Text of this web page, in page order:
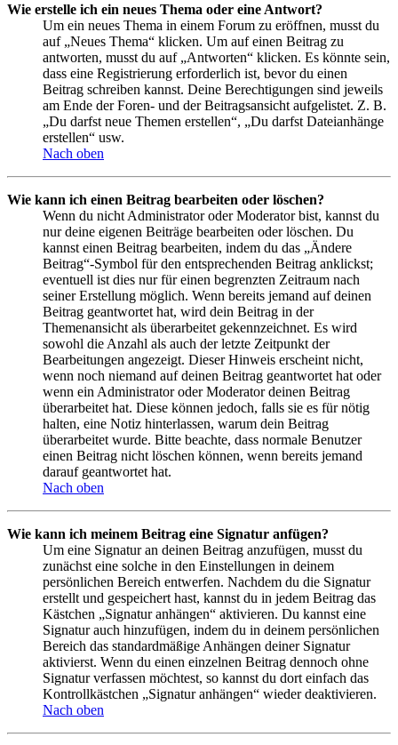
Wie erstelle ich ein neues Thema oder eine Antwort?
Um ein neues Thema in einem Forum zu eröffnen, musst du
auf „Neues Thema“ klicken. Um auf einen Beitrag zu
antworten, musst du auf „Antworten“ klicken. Es könnte sein,
dass eine Registrierung erforderlich ist, bevor du einen
Beitrag schreiben kannst. Deine Berechtigungen sind jeweils
am Ende der Foren- und der Beitragsansicht aufgelistet. Z. B.
„Du darfst neue Themen erstellen“, „Du darfst Dateianhänge
erstellen“ usw.
Nach oben
Wie kann ich einen Beitrag bearbeiten oder löschen?
Wenn du nicht Administrator oder Moderator bist, kannst du
nur deine eigenen Beiträge bearbeiten oder löschen. Du
kannst einen Beitrag bearbeiten, indem du das „Ändere
Beitrag“-Symbol für den entsprechenden Beitrag anklickst;
eventuell ist dies nur für einen begrenzten Zeitraum nach
seiner Erstellung möglich. Wenn bereits jemand auf deinen
Beitrag geantwortet hat, wird dein Beitrag in der
Themenansicht als überarbeitet gekennzeichnet. Es wird
sowohl die Anzahl als auch der letzte Zeitpunkt der
Bearbeitungen angezeigt. Dieser Hinweis erscheint nicht,
wenn noch niemand auf deinen Beitrag geantwortet hat oder
wenn ein Administrator oder Moderator deinen Beitrag
überarbeitet hat. Diese können jedoch, falls sie es für nötig
halten, eine Notiz hinterlassen, warum dein Beitrag
überarbeitet wurde. Bitte beachte, dass normale Benutzer
einen Beitrag nicht löschen können, wenn bereits jemand
darauf geantwortet hat.
Nach oben
Wie kann ich meinem Beitrag eine Signatur anfügen?
Um eine Signatur an deinen Beitrag anzufügen, musst du
zunächst eine solche in den Einstellungen in deinem
persönlichen Bereich entwerfen. Nachdem du die Signatur
erstellt und gespeichert hast, kannst du in jedem Beitrag das
Kästchen „Signatur anhängen“ aktivieren. Du kannst eine
Signatur auch hinzufügen, indem du in deinem persönlichen
Bereich das standardmäßige Anhängen deiner Signatur
aktivierst. Wenn du einen einzelnen Beitrag dennoch ohne
Signatur verfassen möchtest, so kannst du dort einfach das
Kontrollkästchen „Signatur anhängen“ wieder deaktivieren.
Nach oben